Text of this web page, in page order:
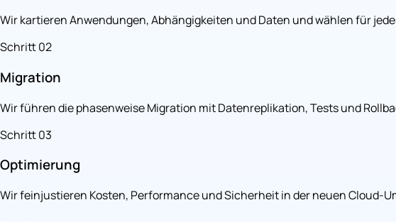
Wir kartieren Anwendungen, Abhängigkeiten und Daten und wählen für
Schritt 02
Migration
Wir führen die phasenweise Migration mit Datenreplikation, Tests und
Schritt 03
Optimierung
Wir feinjustieren Kosten, Performance und Sicherheit in der neuen Cloud-